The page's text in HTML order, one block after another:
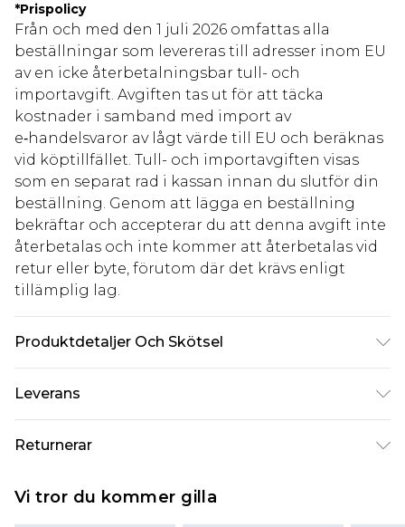
*Prispolicy
Från och med den 1 juli 2026 omfattas alla
beställningar som levereras till adresser inom EU
av en icke återbetalningsbar tull- och
importavgift. Avgiften tas ut för att täcka
kostnader i samband med import av
e‑handelsvaror av lågt värde till EU och beräknas
vid köptillfället. Tull- och importavgiften visas
som en separat rad i kassan innan du slutför din
beställning. Genom att lägga en beställning
bekräftar och accepterar du att denna avgift inte
återbetalas och inte kommer att återbetalas vid
retur eller byte, förutom där det krävs enligt
tillämplig lag.
Produktdetaljer Och Skötsel
Leverans
Standardleverans Sverige
kr80
Expressleverans Sverige
Returnerar
på dig att skicka tillbaka något från den dag du
Vi tror du kommer gilla